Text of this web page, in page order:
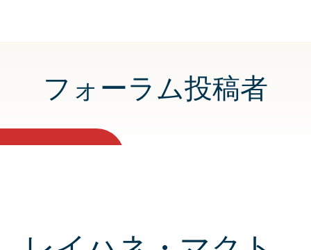
フォーラム投稿者